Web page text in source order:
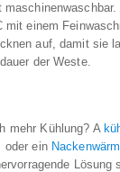
mit einem
auf, damit sie
der Weste.
mehr Kühlung? A
oder ein
Lösung